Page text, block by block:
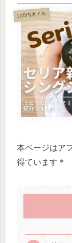
100円ネイル
本ページはア
得ています＊